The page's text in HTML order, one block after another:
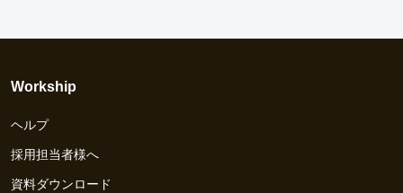
Workship
ヘルプ
採用担当者様へ
資料ダウンロード